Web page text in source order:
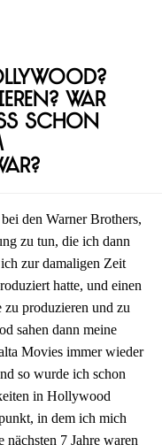
War
schon
den Warner Brothers,
zu tun, die ich dann
zur damaligen Zeit
hatte, und einen
produzieren und zu
sahen dann meine
Movies immer wieder
so wurde ich schon
in Hollywood
in dem ich mich
7 Jahre waren